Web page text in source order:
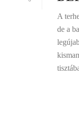
A
de a